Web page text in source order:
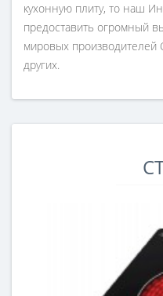
кухонную плиту, то наш
предоставить огромный
мировых производителей
других.